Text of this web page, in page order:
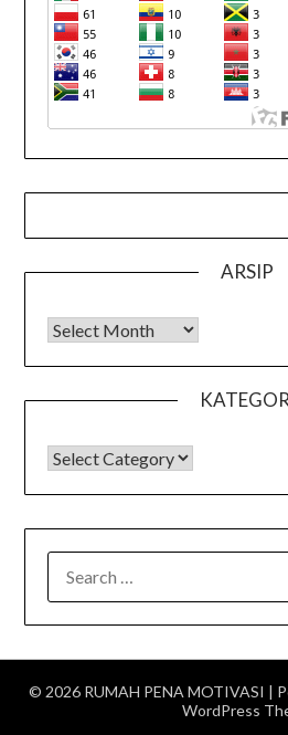
ARSIP
Arsip
KATEGORI
FOR:
© 2026 RUMAH PENA MOTIVASI |
WordPress